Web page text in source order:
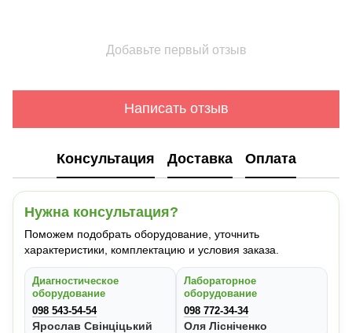
Добавьте первый отзыв
Написать отзыв
Консультация Доставка Оплата
Нужна консультация?
Поможем подобрать оборудование, уточнить
характеристики, комплектацию и условия заказа.
Диагностическое
оборудование
098 543-54-54
Ярослав Свінціцький
Лабораторное
оборудование
098 772-34-34
Оля Лісніченко